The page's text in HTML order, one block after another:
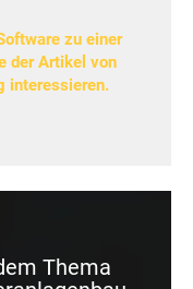
zu einer
der Artikel von
interessieren.
Thema